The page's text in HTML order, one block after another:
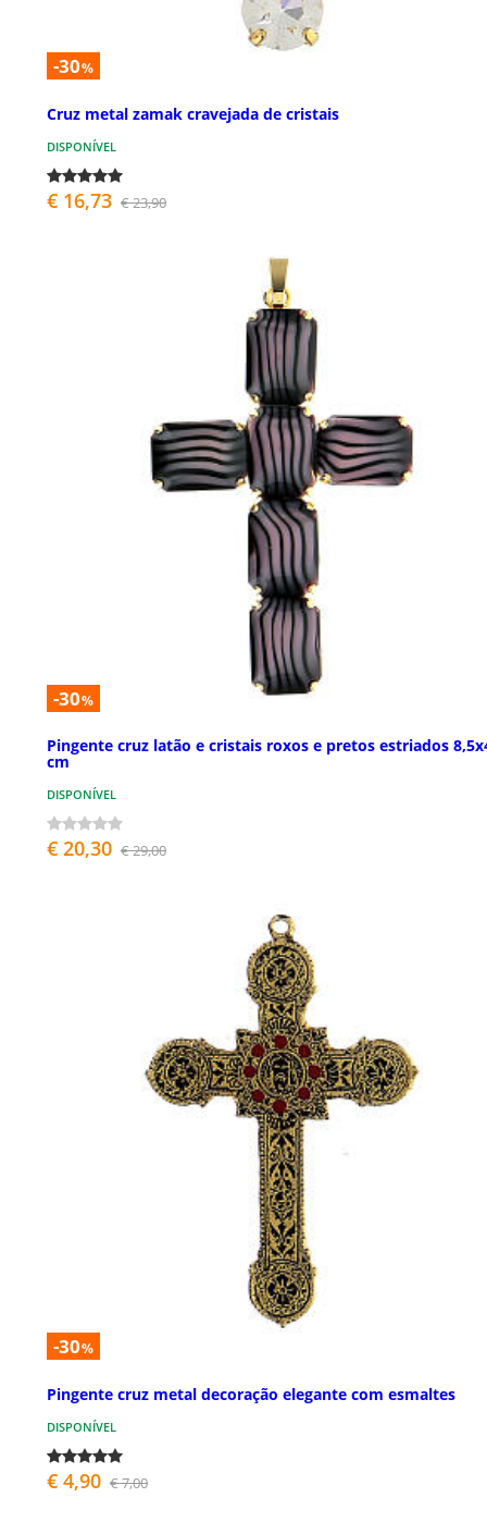
-30%
Cruz metal zamak cravejada de cristais
DISPONÍVEL
€ 16,73 € 23,90
-30%
Pingente cruz latão e cristais roxos e pretos estriados
cm
DISPONÍVEL
€ 20,30 € 29,00
-30%
Pingente cruz metal decoração elegante com esmaltes
DISPONÍVEL
€ 4,90 € 7,00